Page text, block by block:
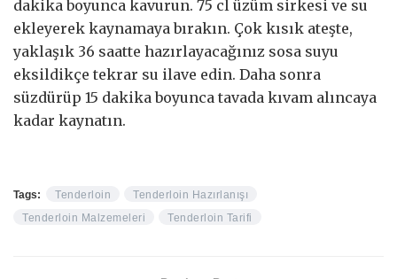
dakika boyunca kavurun. 75 cl üzüm sirkesi ve su
ekleyerek kaynamaya bırakın. Çok kısık ateşte,
yaklaşık 36 saatte hazırlayacağınız sosa suyu
eksildikçe tekrar su ilave edin. Daha sonra
süzdürüp 15 dakika boyunca tavada kıvam alıncaya
kadar kaynatın.
Tags: Tenderloin
Tenderloin Hazırlanışı
Tenderloin Malzemeleri
Tenderloin Tarifi